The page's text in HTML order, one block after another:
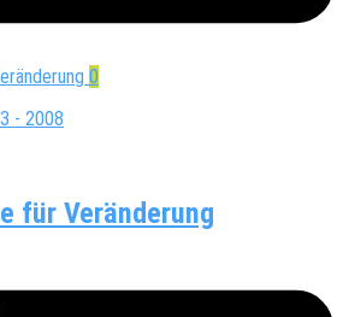
0
- 2008
für Veränderung